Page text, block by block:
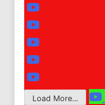
Load More...